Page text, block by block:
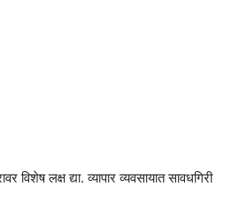
विशेष लक्ष द्या. व्यापार व्यवसायात सावधगिरी